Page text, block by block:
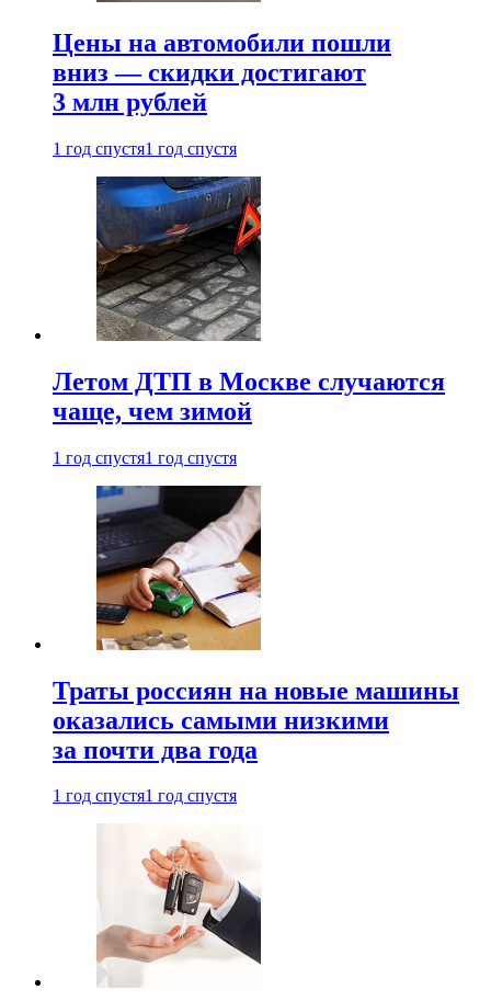
Цены на автомобили пошли
вниз — скидки достигают
3 млн рублей
1 год спустя1 год спустя
Летом ДТП в Москве случаются
чаще, чем зимой
1 год спустя1 год спустя
Траты россиян на новые машины
оказались самыми низкими
за почти два года
1 год спустя1 год спустя